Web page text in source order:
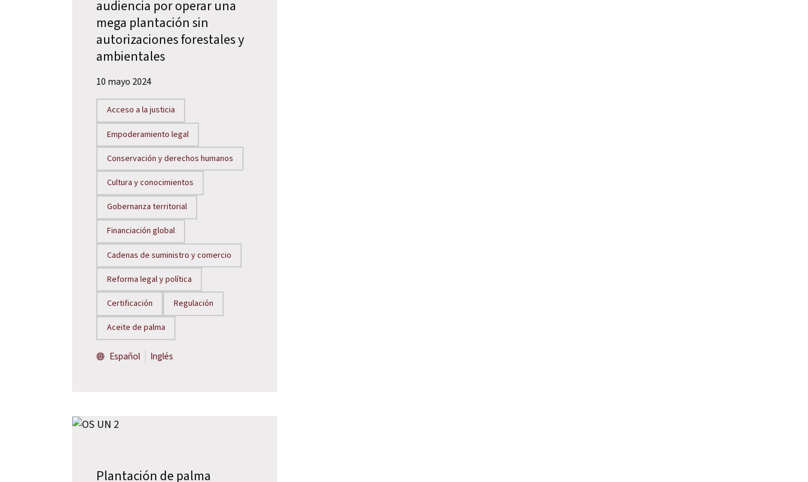
audiencia por operar una
mega plantación sin
autorizaciones forestales y
ambientales
10 mayo 2024
Acceso a la justicia
Empoderamiento legal
Conservación y derechos humanos
Cultura y conocimientos
Gobernanza territorial
Financiación global
Cadenas de suministro y comercio
Reforma legal y política
Certificación Regulación
Aceite de palma
Español Inglés
Plantación de palma